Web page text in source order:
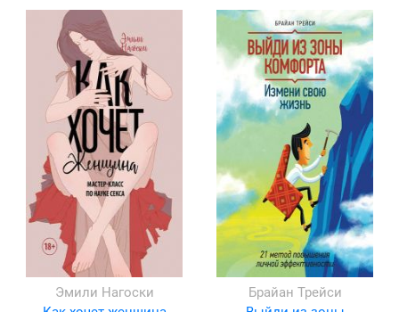
Эмили Нагоски
Брайан Трейси